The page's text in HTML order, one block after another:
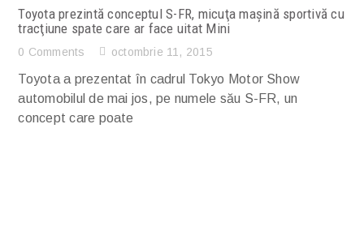
Toyota prezintă conceptul S-FR, micuţa maşină sportivă cu
tracţiune spate care ar face uitat Mini
0 Comments octombrie 11, 2015
Toyota a prezentat în cadrul Tokyo Motor Show
automobilul de mai jos, pe numele său S-FR, un
concept care poate